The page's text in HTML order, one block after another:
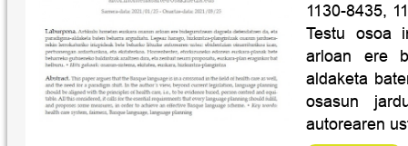
1130-8435,
Testu osoa
arloan ere
aldaketa
osasun
autorearen